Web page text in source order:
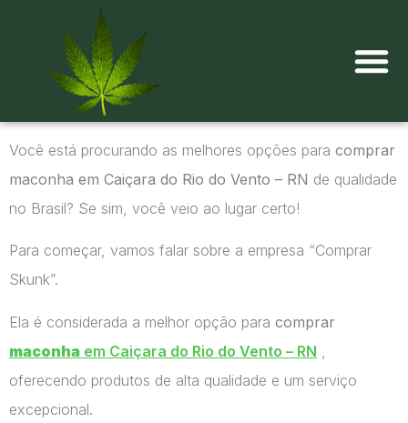
Você está procurando as melhores opções para comprar
maconha em Caiçara do Rio do Vento – RN de qualidade
no Brasil? Se sim, você veio ao lugar certo!
Para começar, vamos falar sobre a empresa “Comprar
Skunk”.
Ela é considerada a melhor opção para comprar
maconha em Caiçara do Rio do Vento – RN
oferecendo produtos de alta qualidade e um serviço
excepcional.